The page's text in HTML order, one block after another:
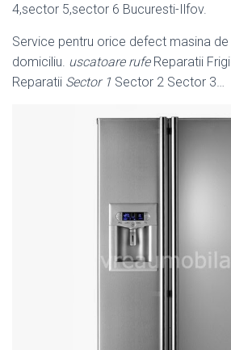
4,sector 5,sector 6 Bucuresti-Ilfov.
Service pentru orice defect masina
domiciliu. uscatoare rufeReparatii
Reparatii Sector 1 Sector 2 Sector 3…